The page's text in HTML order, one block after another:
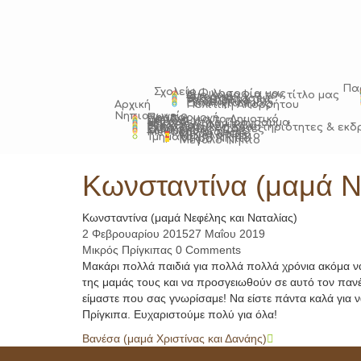
Αρχική
ΣχολείοΗ Φιλοσοφία μας
Δυο λόγια για τον τίτλο μας
Ιστορικό
Εγκαταστάσεις
Τα τμήματά μας
Προσωπικό
Είπαν για εμάς
Πολιτική Απορρήτου
Νηπιαγωγείο
Προσαρμογή
Εφόδια για το Δημοτικό
Στόχοι
Εκπαιδευτικό Πρόγραμμα
Νέες Τεχνολογίες
Εκμάθηση Αγγλικών
Εκπαιδευτικές Δραστηριότητες &
Εκδηλώσεις – Γιορτές
Κολύμβηση
Μέθοδος projects
Μικρό Νήπιο
Μεγάλο Νήπιο
ΤμήματαΜικρό Νήπιο
Μεγάλο Νήπιο
Κωνσταντίνα (μαμά
Κωνσταντίνα (μαμά Νεφέλης και Ναταλίας)
2 Φεβρουαρίου 201527 Μαΐου 2019
Μικρός Πρίγκιπας 0 Comments
Μακάρι πολλά παιδιά για πολλά πολλά χρόνια ακόμα
της μαμάς τους και να προσγειωθούν σε αυτό τον
είμαστε που σας γνωρίσαμε! Να είστε πάντα καλά για
Πρίγκιπα. Ευχαριστούμε πολύ για όλα!
Post
Βανέσα (μαμά Χριστίνας και Δανάης)